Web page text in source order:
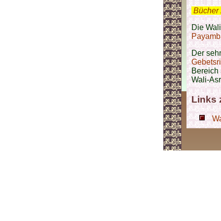
Bücher
Die
Der
Bereich
Wali-
Links